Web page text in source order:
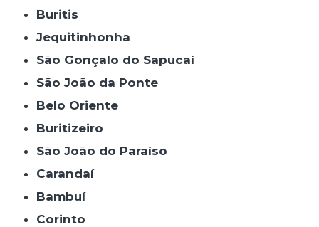
Buritis
Jequitinhonha
São Gonçalo do Sapucaí
São João da Ponte
Belo Oriente
Buritizeiro
São João do Paraíso
Carandaí
Bambuí
Corinto